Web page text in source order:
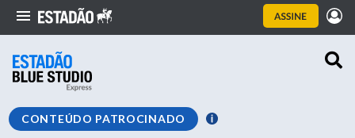
CONTEÚDO PATROCINADO